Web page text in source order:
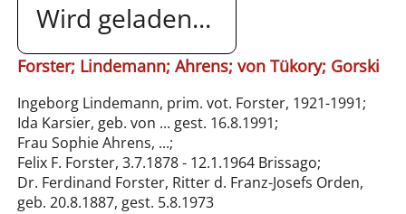
Wird geladen...
Forster; Lindemann; Ahrens; von Tükory; Gorski
Ingeborg Lindemann, prim. vot. Forster, 1921-1991;
Ida Karsier, geb. von ... gest. 16.8.1991;
Frau Sophie Ahrens, ...;
Felix F. Forster, 3.7.1878 - 12.1.1964 Brissago;
Dr. Ferdinand Forster, Ritter d. Franz-Josefs Orden,
geb. 20.8.1887, gest. 5.8.1973